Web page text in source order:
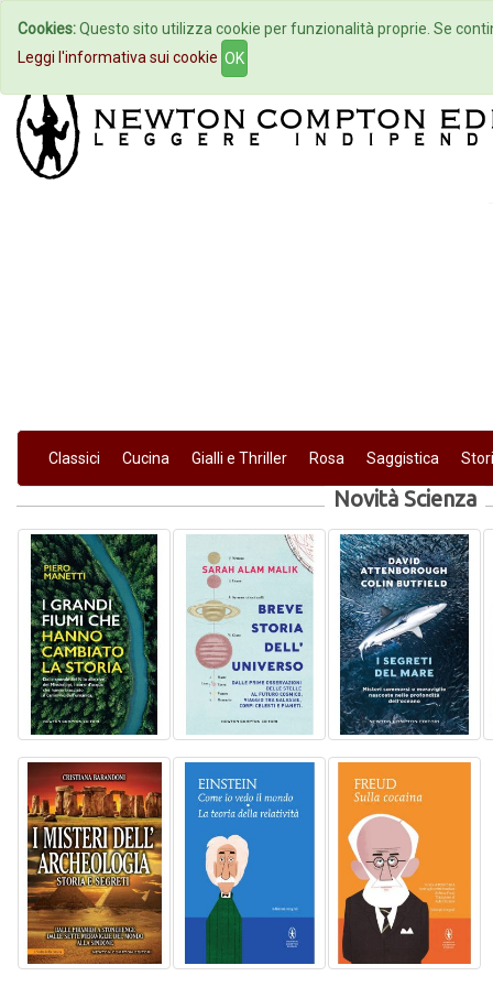
Home Autori Eventi
Classici Cucina Gialli e Thriller Rosa Saggistica
Novità Scienza
Cookies:Questo sito utilizza cookie per funzionalità proprie. Se
Leggi l'informativa sui cookie OK